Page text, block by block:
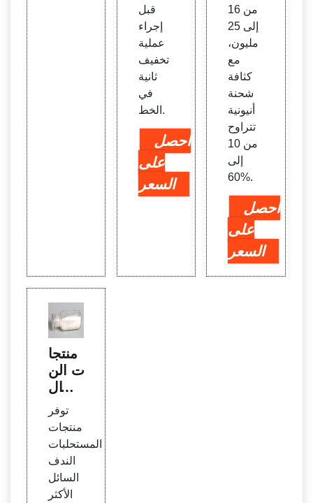
قبل
إجراء
عملية
تخفيف
ثانية
في
الخط.
احصل
على
السعر
من 16
إلى 25
مليون،
مع
كثافة
شحنة
أنيونية
تتراوح
من 10
إلى
60%.
احصل
على
السعر
منتجا
ت الن
دف ال
بوليمر
ية -
شركة
Tram
floc,
Inc.
توفر
منتجات
المستحلبات
الندف
السائل
الأكثر